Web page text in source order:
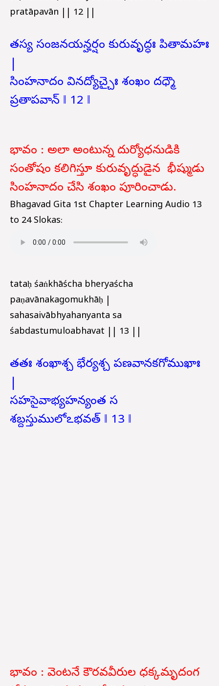
pratāpavān || 12 ||
తస్య సంజనయన్హర్షం కురువృద్ధః పితామహః
సింహనాదం వినద్యోచ్చైః శంఖం దధ్మౌ
ప్రతాపవాన్ ‖ 12 ‖
భావం : అలా అంటున్న దుర్యోధనుడికి
సంతోషం కలిగిస్తూ కురువృద్ధుడైన భీష్ముడు
సింహనాదం చేసి శంఖం పూరించాడు.
Bhagavad Gita 1st Chapter Learning Audio 13
to 24 Slokas:
tataḥ śaṅkhāścha bheryaścha
paṇavānakagomukhāḥ |
sahasaivābhyahanyanta sa
śabdastumuloabhavat || 13 ||
తతః శంఖాశ్చ భేర్యశ్చ పణవానకగోముఖాః
సహసైవాభ్యహన్యంత స
శబ్దస్తుములోఽభవత్ ‖ 13 ‖
భావం : వెంటనే కౌరవవీరుల ధక్కమృదంగ